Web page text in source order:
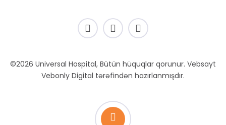
©2026 Universal Hospital, Bütün hüquqlar qorunur. Vebsayt
Vebonly Digital tərəfindən hazırlanmışdır.